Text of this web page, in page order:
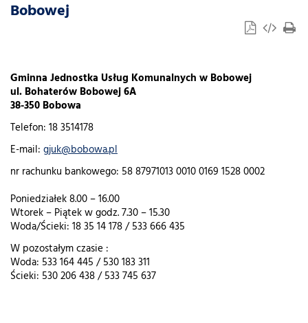
Bobowej
Gminna Jednostka Usług Komunalnych w Bobowej
ul. Bohaterów Bobowej 6A
38-350 Bobowa
Telefon: 18 3514178
E-mail: gjuk@bobowa.pl
nr rachunku bankowego: 58 87971013 0010 0169 1528 0002
Poniedziałek 8.00 – 16.00
Wtorek – Piątek w godz. 7.30 – 15.30
Woda/Ścieki: 18 35 14 178 / 533 666 435
W pozostałym czasie :
Woda: 533 164 445 / 530 183 311
Ścieki: 530 206 438 / 533 745 637